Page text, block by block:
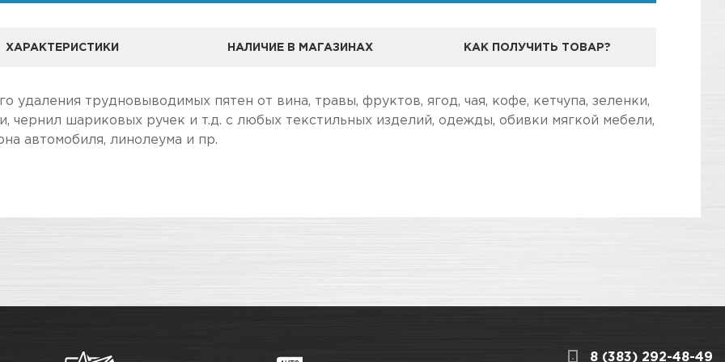
ХАРАКТЕРИСТИКИ НАЛИЧИЕ В МАГАЗИНАХ КАК ПОЛУЧИТЬ ТОВАР?
удаления трудновыводимых пятен от вина, травы, фруктов, ягод, чая, кофе, кетчупа, зеленки,
чернил шариковых ручек и т.д. с любых текстильных изделий, одежды, обивки мягкой мебели,
автомобиля, линолеума и пр.
чем в розничном.
8 (383) 292-48-49